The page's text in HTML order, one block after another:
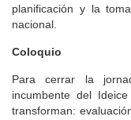
planificación y la
nacional.
Coloquio
Para cerrar la
incumbente del
transforman: